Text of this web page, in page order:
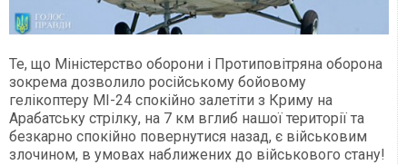
Те, що Міністерство оборони і Протиповітряна оборона
зокрема дозволило російському бойовому
гелікоптеру МІ-24 спокійно залетіти з Криму на
Арабатську стрілку, на 7 км вглиб нашої території та
безкарно спокійно повернутися назад, є військовим
злочином, в умовах наближених до військового стану!